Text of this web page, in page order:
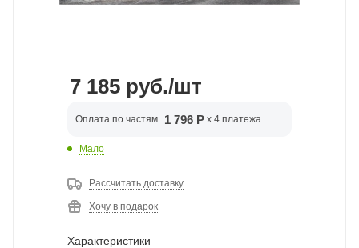
7 185 руб./шт
Оплата по частям 1 796 Р x 4 платежа
Мало
Рассчитать доставку
Хочу в подарок
Характеристики